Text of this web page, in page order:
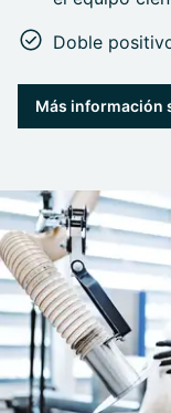
Doble
Más información